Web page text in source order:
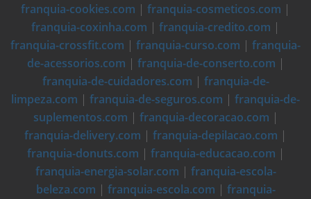
franquia-cookies.com | franquia-cosmeticos.com |
franquia-coxinha.com | franquia-credito.com |
franquia-crossfit.com | franquia-curso.com | franquia-
de-acessorios.com | franquia-de-conserto.com |
franquia-de-cuidadores.com | franquia-de-
limpeza.com | franquia-de-seguros.com | franquia-de-
suplementos.com | franquia-decoracao.com |
franquia-delivery.com | franquia-depilacao.com |
franquia-donuts.com | franquia-educacao.com |
franquia-energia-solar.com | franquia-escola-
beleza.com | franquia-escola.com | franquia-